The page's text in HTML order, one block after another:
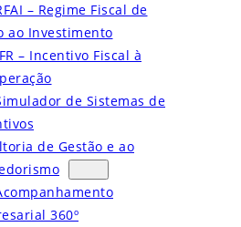
– Regime Fiscal de
ao Investimento
– Incentivo Fiscal à
de Sistemas de
de Gestão e ao
360º